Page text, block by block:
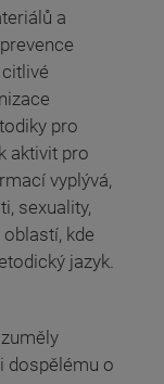
a
pro
aktivit pro
vyplývá,
sexuality,
kde
jazyk.
dospělému o